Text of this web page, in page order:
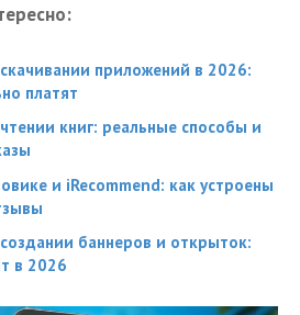
приложений в 2026:
платят
книг: реальные способы и
и iRecommend: как устроены
баннеров и открыток:
в 2026